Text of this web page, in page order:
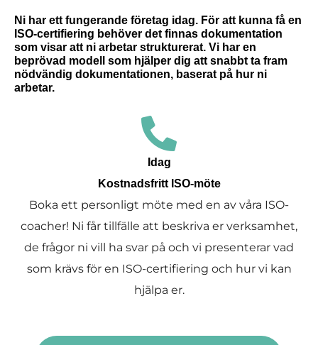
Ni har ett fungerande företag idag. För att kunna få en
ISO-certifiering behöver det finnas dokumentation
som visar att ni arbetar strukturerat. Vi har en
beprövad modell som hjälper dig att snabbt ta fram
nödvändig dokumentationen, baserat på hur ni
arbetar.
Idag
Kostnadsfritt ISO-möte
Boka ett personligt möte med en av våra ISO-
coacher! Ni får tillfälle att beskriva er verksamhet,
de frågor ni vill ha svar på och vi presenterar vad
som krävs för en ISO-certifiering och hur vi kan
hjälpa er.